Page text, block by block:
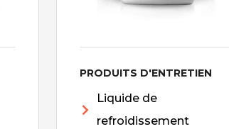
PRODUITS D'ENTRETIEN
Liquide de
refroidissement